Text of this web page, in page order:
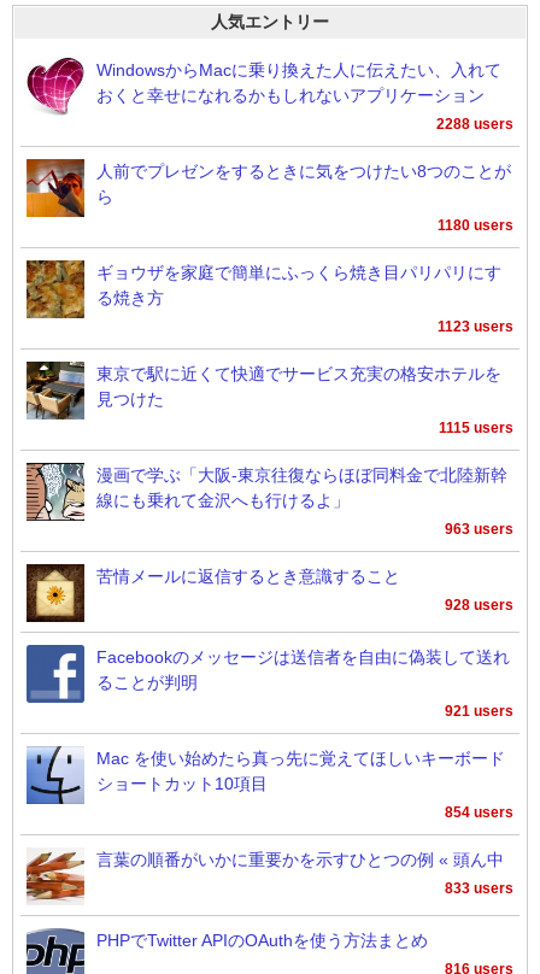
人気エントリー
WindowsからMacに乗り換えた人に伝えたい、入れて
おくと幸せになれるかもしれないアプリケーション
2288 users
人前でプレゼンをするときに気をつけたい8つのことが
ら
1180 users
ギョウザを家庭で簡単にふっくら焼き目パリパリにす
る焼き方
1123 users
東京で駅に近くて快適でサービス充実の格安ホテルを
見つけた
1115 users
漫画で学ぶ「大阪-東京往復ならほぼ同料金で北陸新幹
線にも乗れて金沢へも行けるよ」
963 users
苦情メールに返信するとき意識すること
928 users
Facebookのメッセージは送信者を自由に偽装して送れ
ることが判明
921 users
Mac を使い始めたら真っ先に覚えてほしいキーボード
ショートカット10項目
854 users
言葉の順番がいかに重要かを示すひとつの例 « 頭ん中
833 users
PHPでTwitter APIのOAuthを使う方法まとめ
816 users